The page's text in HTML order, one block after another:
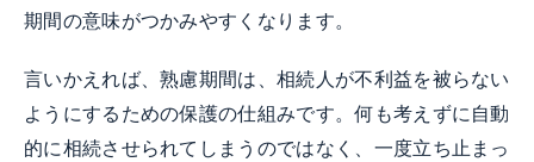
期間の意味がつかみやすくなります。
言いかえれば、熟慮期間は、相続人が不利益を被らない
ようにするための保護の仕組みです。何も考えずに自動
的に相続させられてしまうのではなく、一度立ち止まっ